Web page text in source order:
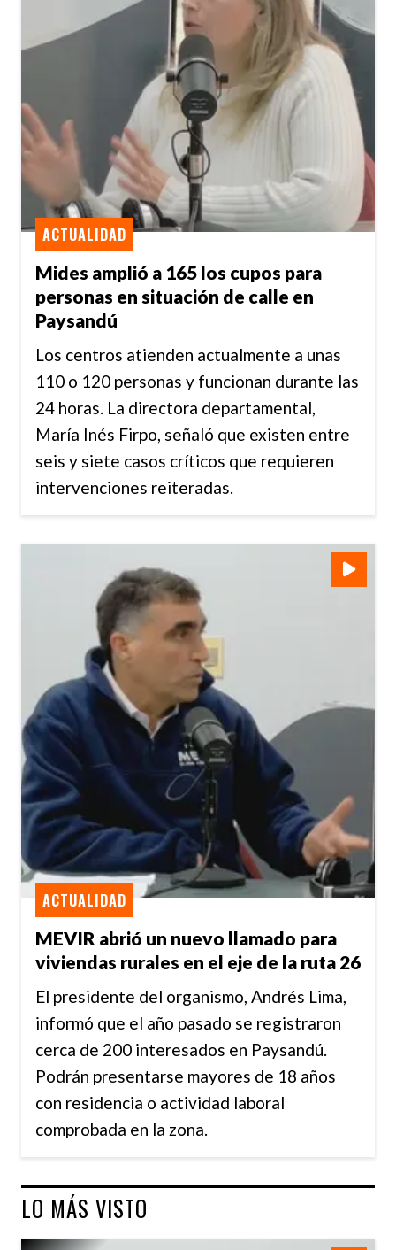
Mides amplió a 165 los cupos para
personas en situación de calle en
Paysandú
ACTUALIDAD
Los centros atienden actualmente a unas
110 o 120 personas y funcionan durante las
24 horas. La directora departamental,
María Inés Firpo, señaló que existen entre
seis y siete casos críticos que requieren
intervenciones reiteradas.
MEVIR abrió un nuevo llamado para
viviendas rurales en el eje de la ruta 26
ACTUALIDAD
El presidente del organismo, Andrés Lima,
informó que el año pasado se registraron
cerca de 200 interesados en Paysandú.
Podrán presentarse mayores de 18 años
con residencia o actividad laboral
comprobada en la zona.
LO MÁS VISTO